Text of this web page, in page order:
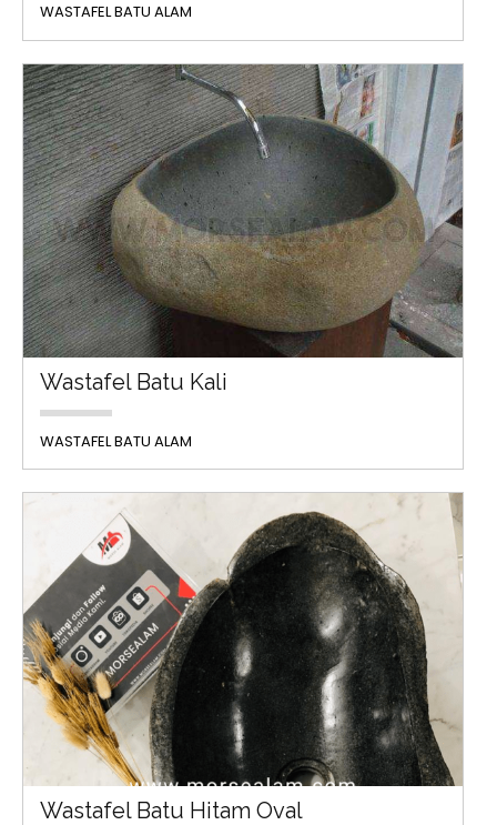
WASTAFEL BATU ALAM
Wastafel Batu Kali
WASTAFEL BATU ALAM
Wastafel Batu Hitam Oval